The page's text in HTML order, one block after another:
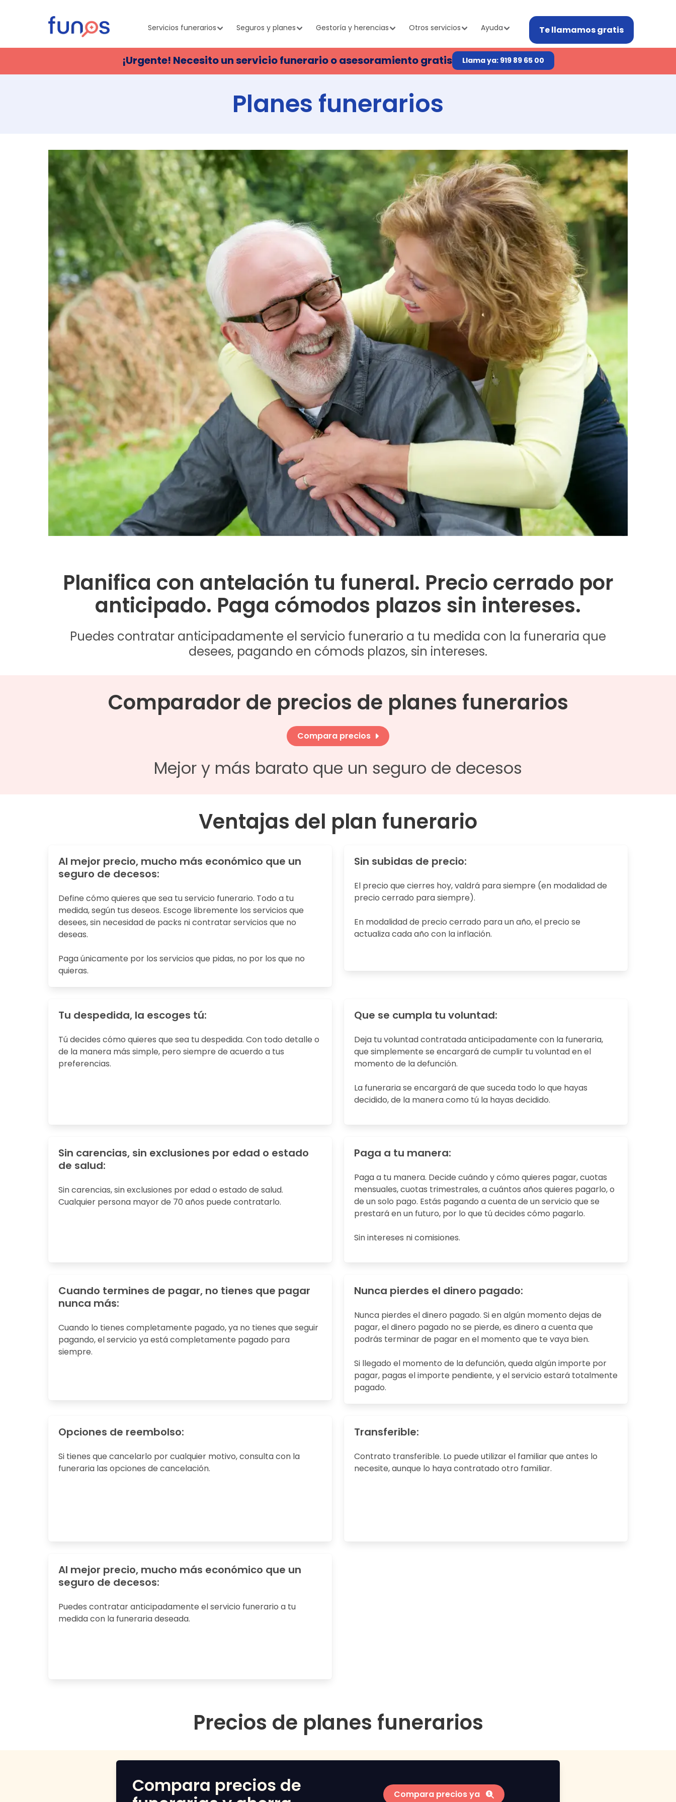
Servicios funerarios Seguros y planes Gestoría y herencias Otros servicios Ayuda Te llamamos gratis
¡Urgente! Necesito un servicio funerario o asesoramiento gratis Llama ya: 919 89 65 00
Planes funerarios
Planifica con antelación tu funeral. Precio cerrado por
anticipado. Paga cómodos plazos sin intereses.
Puedes contratar anticipadamente el servicio funerario a tu medida con la funeraria que
desees, pagando en cómods plazos, sin intereses.
Comparador de precios de planes funerarios
Compara precios
Mejor y más barato que un seguro de decesos
Ventajas del plan funerario
Al mejor precio, mucho más económico que un
seguro de decesos:
Define cómo quieres que sea tu servicio funerario. Todo a tu
medida, según tus deseos. Escoge libremente los servicios que
desees, sin necesidad de packs ni contratar servicios que no
deseas.
Paga únicamente por los servicios que pidas, no por los que no
quieras.
Sin subidas de precio:
El precio que cierres hoy, valdrá para siempre (en modalidad de
precio cerrado para siempre).
En modalidad de precio cerrado para un año, el precio se
actualiza cada año con la inflación.
Tu despedida, la escoges tú:
Tú decides cómo quieres que sea tu despedida. Con todo detalle o
de la manera más simple, pero siempre de acuerdo a tus
preferencias.
Que se cumpla tu voluntad:
Deja tu voluntad contratada anticipadamente con la funeraria,
que simplemente se encargará de cumplir tu voluntad en el
momento de la defunción.
La funeraria se encargará de que suceda todo lo que hayas
decidido, de la manera como tú la hayas decidido.
Sin carencias, sin exclusiones por edad o estado
de salud:
Sin carencias, sin exclusiones por edad o estado de salud.
Cualquier persona mayor de 70 años puede contratarlo.
Paga a tu manera:
Paga a tu manera. Decide cuándo y cómo quieres pagar, cuotas
mensuales, cuotas trimestrales, a cuántos años quieres pagarlo, o
de un solo pago. Estás pagando a cuenta de un servicio que se
prestará en un futuro, por lo que tú decides cómo pagarlo.
Sin intereses ni comisiones.
Cuando termines de pagar, no tienes que pagar
nunca más:
Cuando lo tienes completamente pagado, ya no tienes que seguir
pagando, el servicio ya está completamente pagado para
siempre.
Nunca pierdes el dinero pagado:
Nunca pierdes el dinero pagado. Si en algún momento dejas de
pagar, el dinero pagado no se pierde, es dinero a cuenta que
podrás terminar de pagar en el momento que te vaya bien.
Si llegado el momento de la defunción, queda algún importe por
pagar, pagas el importe pendiente, y el servicio estará totalmente
pagado.
Opciones de reembolso:
Si tienes que cancelarlo por cualquier motivo, consulta con la
funeraria las opciones de cancelación.
Transferible:
Contrato transferible. Lo puede utilizar el familiar que antes lo
necesite, aunque lo haya contratado otro familiar.
Al mejor precio, mucho más económico que un
seguro de decesos:
Puedes contratar anticipadamente el servicio funerario a tu
medida con la funeraria deseada.
Precios de planes funerarios
Compara precios de
Compara precios ya